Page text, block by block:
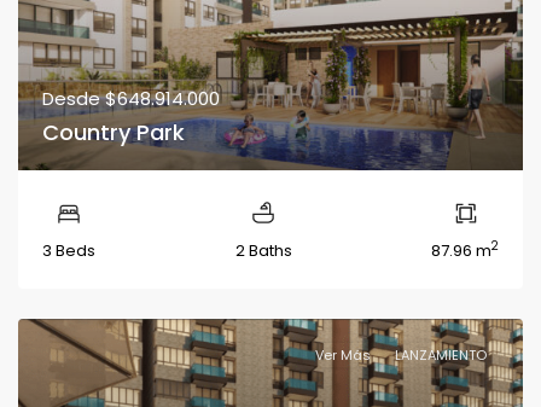
Desde$648.914.000
Country Park
3 Beds 2 Baths 87.96 m2
Ver Más LANZAMIENTO